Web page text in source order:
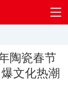
陶瓷春节
文化热潮